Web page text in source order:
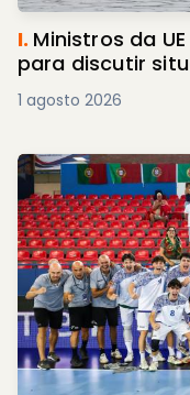
I. Ministros da
para discutir
1 agosto 2026